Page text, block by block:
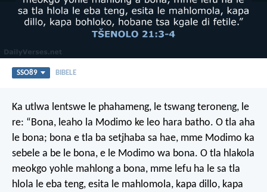
SSO89 BIBELE
Ka utlwa lentswe le phahameng, le tswang teroneng, le
re: “Bona, leaho la Modimo ke leo hara batho. O tla aha
le bona; bona e tla ba setjhaba sa hae, mme Modimo ka
sebele a be le bona, e le Modimo wa bona. O tla hlakola
meokgo yohle mahlong a bona, mme lefu ha le sa tla
hlola le eba teng, esita le mahlomola, kapa dillo, kapa